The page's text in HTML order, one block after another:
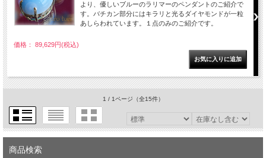
より、優しいブルーのラリマーのペンダントのご紹介で
す。バチカン部分にはキラリと光るダイヤモンドが一粒
あしらわれています。１点のみのご紹介です。
価格： 89,629円(税込)
1 / 1ページ （全15件）
商品検索